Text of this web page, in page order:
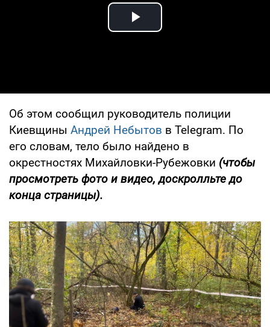
Play Video
Об этом сообщил руководитель полиции
Киевщины Андрей Небытов в Telegram. По
его словам, тело было найдено в
окрестностях Михайловки-Рубежовки (чтобы
просмотреть фото и видео, доскролльте до
конца страницы).